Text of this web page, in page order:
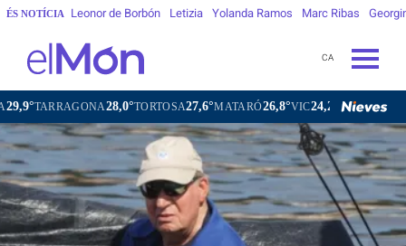
ÉS NOTÍCIA Leonor de Borbón Letizia Yolanda Ramos Marc Ribas
CA
28,0°TORTOSA27,6°MATARÓ26,8°VIC24,2°VILAFRANCA DEL